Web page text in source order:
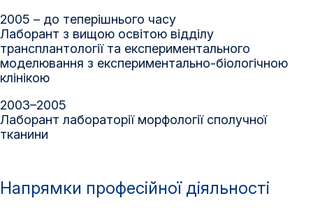
2005 – до теперішнього часу
Лаборант з вищою освітою відділу
трансплантології та експериментального
моделювання з експериментально-біологічною
клінікою
2003–2005
Лаборант лабораторії морфології сполучної
тканини
Напрямки професійної діяльності